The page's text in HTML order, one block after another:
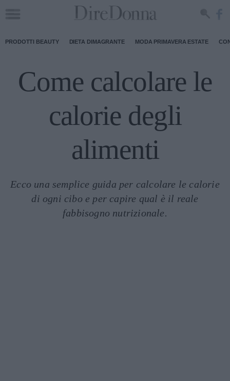
PRODOTTI BEAUTY DIETA DIMAGRANTE MODA PRIMAVERA ESTATE
Come calcolare le
calorie degli
alimenti
Ecco una semplice guida per calcolare le calorie
di ogni cibo e per capire qual è il reale
fabbisogno nutrizionale.